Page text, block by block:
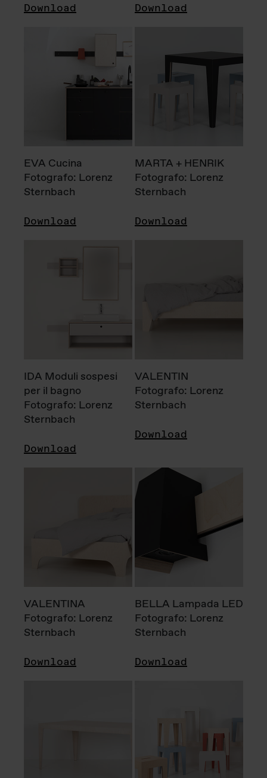
Download Download
EVA Cucina
Fotografo: Lorenz
Sternbach
Download
MARTA + HENRIK
Fotografo: Lorenz
Sternbach
Download
IDA Moduli sospesi
per il bagno
Fotografo: Lorenz
Sternbach
Download
VALENTIN
Fotografo: Lorenz
Sternbach
Download
VALENTINA
Fotografo: Lorenz
Sternbach
Download
BELLA Lampada LED
Fotografo: Lorenz
Sternbach
Download